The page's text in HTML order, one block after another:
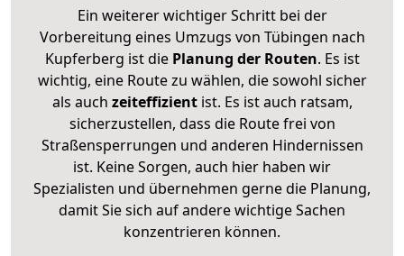
Ein weiterer wichtiger Schritt bei der
Vorbereitung eines Umzugs von Tübingen nach
Kupferberg ist diePlanung der Routen. Es ist
wichtig, eine Route zu wählen, die sowohl sicher
als auch zeiteffizientist. Es ist auch ratsam,
sicherzustellen, dass die Route frei von
Straßensperrungen und anderen Hindernissen
ist. Keine Sorgen, auch hier haben wir
Spezialisten und übernehmen gerne die Planung,
damit Sie sich auf andere wichtige Sachen
konzentrieren können.